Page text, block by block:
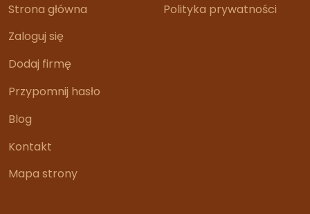
Strona główna
Zaloguj się
Dodaj firmę
Przypomnij hasło
Blog
Kontakt
Mapa strony
Polityka prywatności